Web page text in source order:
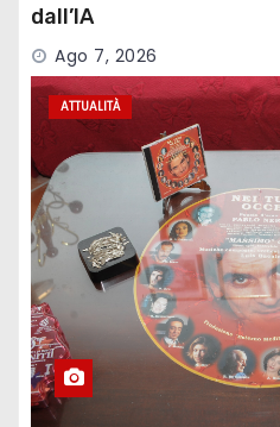
dall’IA
Ago 7, 2026
ATTUALITÀ